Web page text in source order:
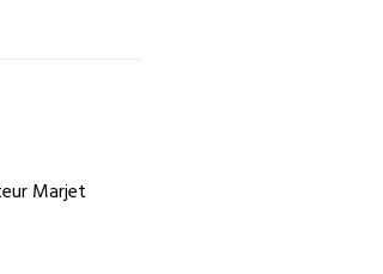
Marjet